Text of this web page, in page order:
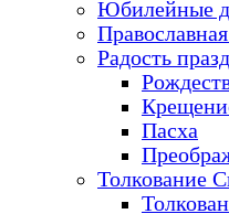
Юбилейные
Радость
Пасха
Толкование